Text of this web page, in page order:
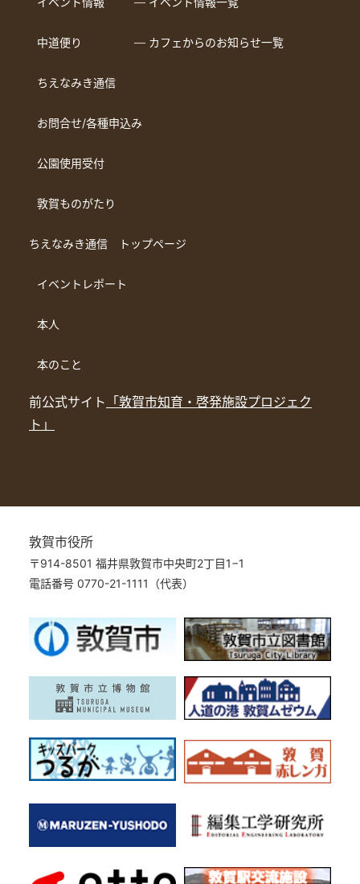
中道便り ― カフェからのお知らせ一覧
ちえなみき通信
お問合せ/各種申込み
公園使用受付
敦賀ものがたり
ちえなみき通信 トップページ
イベントレポート
本人
本のこと
前公式サイト 「敦賀市知育・啓発施設プロジェク
ト」
敦賀市役所
〒914-8501 福井県敦賀市中央町2丁目1−1
電話番号 0770-21-1111（代表）